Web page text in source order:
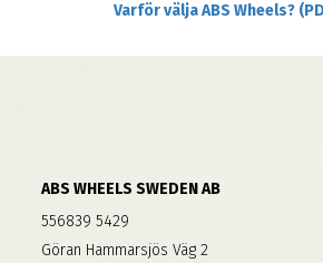
Varför välja ABS Wheels?
ABS WHEELS SWEDEN AB
556839 5429
Göran Hammarsjös Väg 2